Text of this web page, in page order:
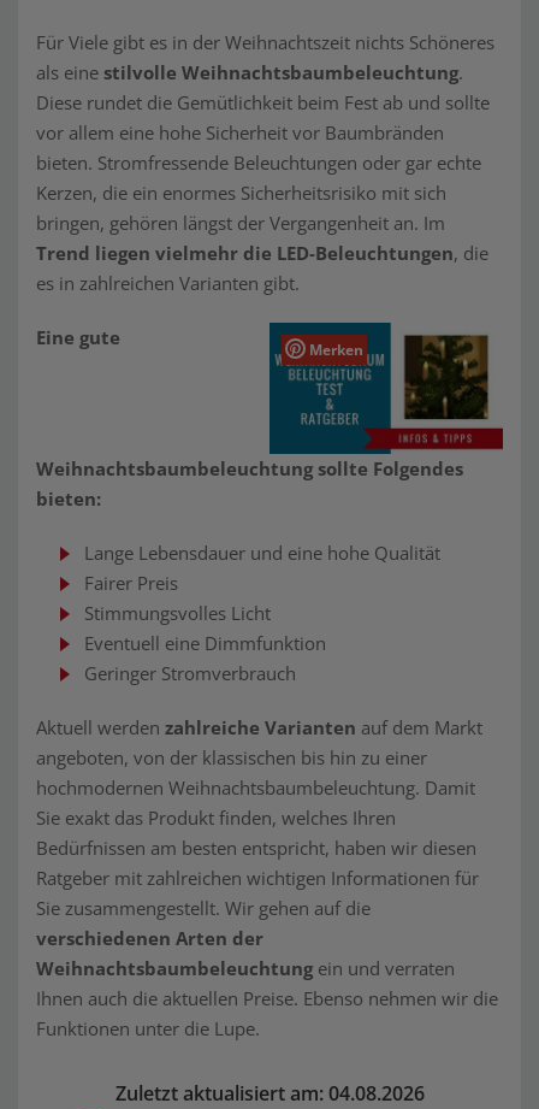
Für Viele gibt es in der Weihnachtszeit nichts Schöneres
als eine stilvolle Weihnachtsbaumbeleuchtung.
Diese rundet die Gemütlichkeit beim Fest ab und sollte
vor allem eine hohe Sicherheit vor Baumbränden
bieten. Stromfressende Beleuchtungen oder gar echte
Kerzen, die ein enormes Sicherheitsrisiko mit sich
bringen, gehören längst der Vergangenheit an. Im
Trend liegen vielmehr die LED-Beleuchtungen, die
es in zahlreichen Varianten gibt.
Merken
Eine gute
Weihnachtsbaumbeleuchtung sollte Folgendes
bieten:
Lange Lebensdauer und eine hohe Qualität
Fairer Preis
Stimmungsvolles Licht
Eventuell eine Dimmfunktion
Geringer Stromverbrauch
Aktuell werden zahlreiche Varianten auf dem Markt
angeboten, von der klassischen bis hin zu einer
hochmodernen Weihnachtsbaumbeleuchtung. Damit
Sie exakt das Produkt finden, welches Ihren
Bedürfnissen am besten entspricht, haben wir diesen
Ratgeber mit zahlreichen wichtigen Informationen für
Sie zusammengestellt. Wir gehen auf die
verschiedenen Arten der
Weihnachtsbaumbeleuchtung ein und verraten
Ihnen auch die aktuellen Preise. Ebenso nehmen wir die
Funktionen unter die Lupe.
Zuletzt aktualisiert am: 04.08.2026